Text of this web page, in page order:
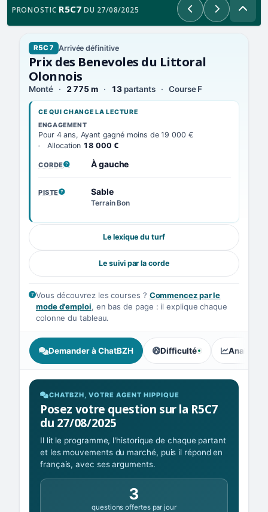
PRONOSTIC R5C7 DU 27/08/2025 PrécédentSuivant
R5C7 Arrivée définitive
Prix des Benevoles du Littoral
Olonnois
Monté 2 775 m 13partants Course F
CE QUI CHANGE LA LECTURE
ENGAGEMENT
Pour 4 ans, Ayant gagné moins de 19 000 €
Allocation 18 000 €
CORDE
, VOIR LA DÉFINITION
À gauche
PISTE
, VOIR LA DÉFINITION
Sable
Terrain Bon
Le lexique du turf
Le suivi par la corde
Vous découvrez les courses ? Commencez par le
mode d'emploi, en bas de page : il explique chaque
colonne du tableau.
Demander à ChatBZH Difficulté
, tendance des parieurs :
Analyse
CHATBZH, VOTRE AGENT HIPPIQUE
Posez votre question sur la R5C7
du 27/08/2025
Il lit le programme, l'historique de chaque partant
et les mouvements du marché, puis il répond en
français, avec ses arguments.
3
questions offertes par jour